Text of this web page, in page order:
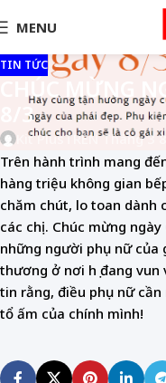
MENU
TIN TỨC
CHÚC MỪNG
8/3
Kit PlusTRÊN Tháng 3
Trên hành trình mang
hàng triệu không gian
chăm chút, lo toan dành
các chị. Chúc mừng ngày
những người phụ nữ của
thương ở nơi họ đang vun
tin rằng, điều phụ nữ
tổ ấm của chính mình!